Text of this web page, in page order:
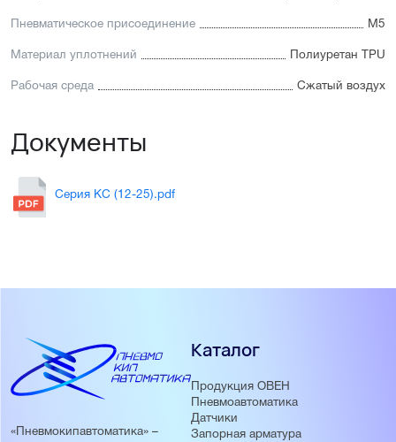
Пневматическое присоединение М5
Материал уплотнений Полиуретан TPU
Рабочая среда Сжатый воздух
Документы
Серия KC (12-25).pdf
«Пневмокипавтоматика» –
Каталог
Продукция ОВЕН
Пневмоавтоматика
Датчики
Запорная арматура